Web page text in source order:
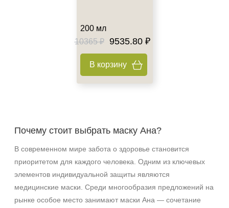
200 мл
10365 ₽
9535.80 ₽
В корзину
Почему стоит выбрать маску Ана?
В современном мире забота о здоровье становится
приоритетом для каждого человека. Одним из ключевых
элементов индивидуальной защиты являются
медицинские маски. Среди многообразия предложений на
рынке особое место занимают маски Ана — сочетание